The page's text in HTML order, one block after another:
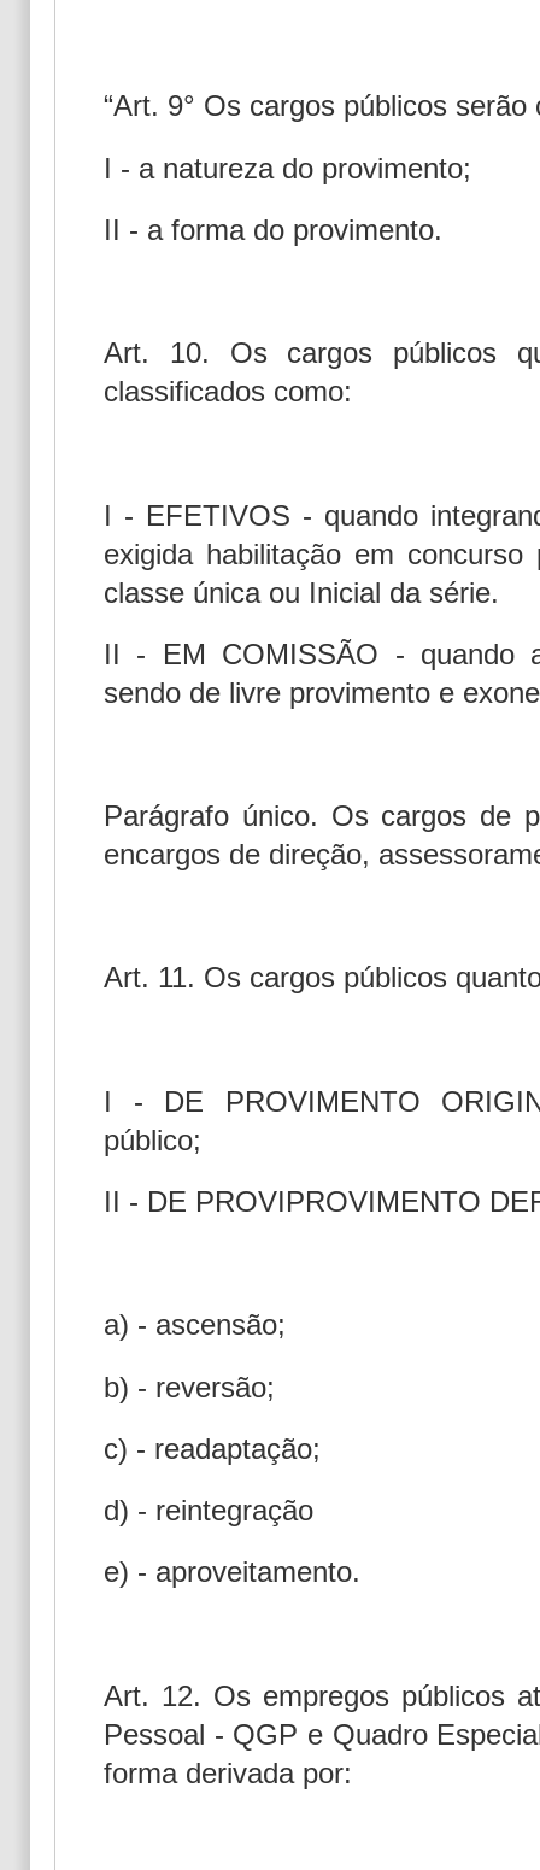
“Art. 9° Os cargos públicos
I - a natureza do provimento;
II - a forma do provimento.
Art. 10. Os cargos públicos
classificados como:
I - EFETIVOS - quando
exigida habilitação em
classe única ou Inicial da série.
II - EM COMISSÃO - quando
sendo de livre provimento e
Parágrafo único. Os cargos de
encargos de direção,
Art. 11. Os cargos públicos
I - DE PROVIMENTO
público;
II - DE PROVIPROVIMENTO
a) - ascensão;
b) - reversão;
c) - readaptação;
d) - reintegração
e) - aproveitamento.
Art. 12. Os empregos públicos
Pessoal - QGP e Quadro
forma derivada por: